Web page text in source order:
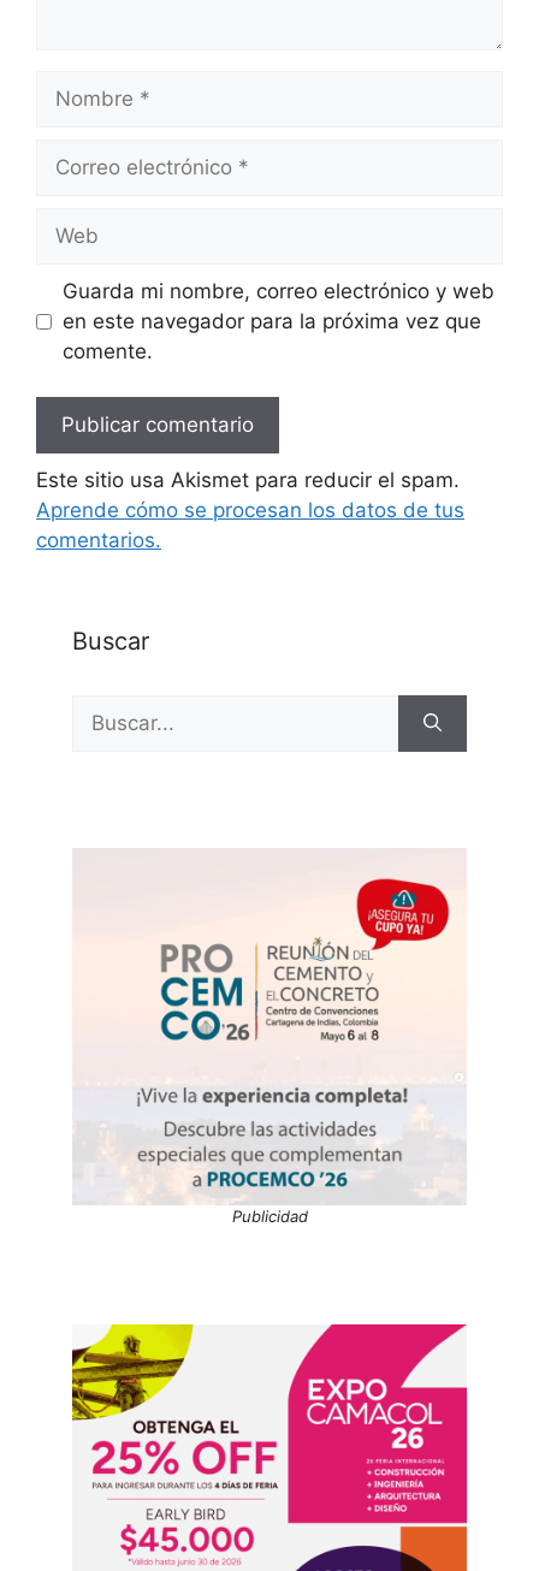
electrónico
Guarda mi nombre, correo electrónico y web
en este navegador para la próxima vez que
comente.
Este sitio usa Akismet para reducir el spam.
Aprende cómo se procesan los datos de tus
comentarios.
Buscar
Publicidad